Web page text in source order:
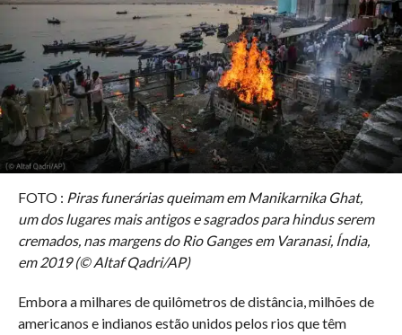
FOTO : Piras funerárias queimam em Manikarnika Ghat,
um dos lugares mais antigos e sagrados para hindus serem
cremados, nas margens do Rio Ganges em Varanasi, Índia,
em 2019 (© Altaf Qadri/AP)
Embora a milhares de quilômetros de distância, milhões de
americanos e indianos estão unidos pelos rios que têm